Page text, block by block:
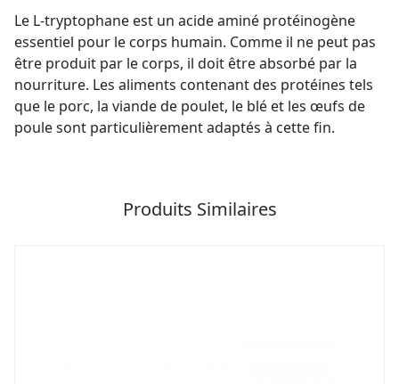
Le L-tryptophane est un acide aminé protéinogène
essentiel pour le corps humain. Comme il ne peut pas
être produit par le corps, il doit être absorbé par la
nourriture. Les aliments contenant des protéines tels
que le porc, la viande de poulet, le blé et les œufs de
poule sont particulièrement adaptés à cette fin.
Produits Similaires